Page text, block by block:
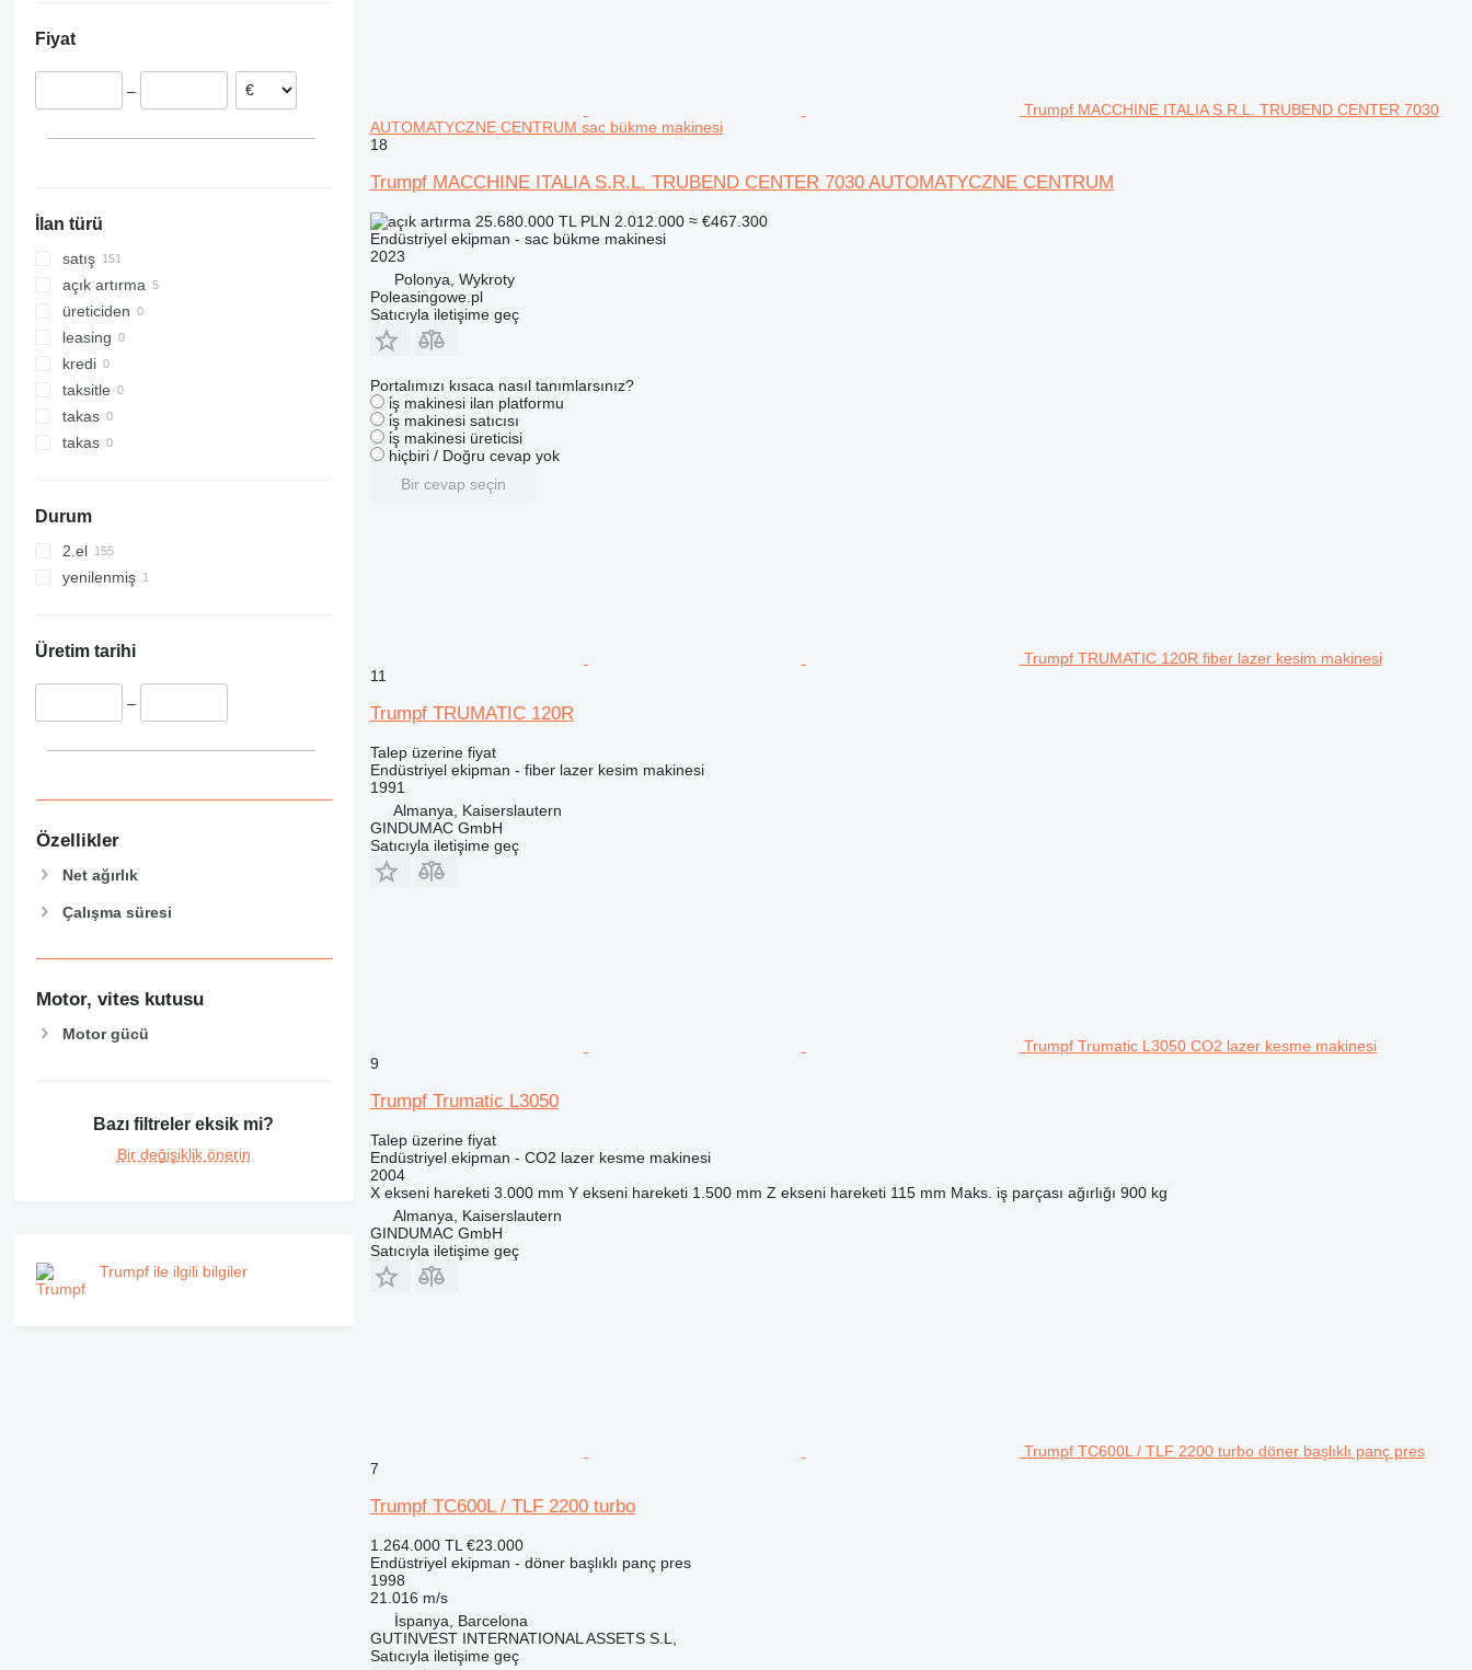
Hollanda
İspanya
Fiyat
–
İlan türü
satış
açık artırma
üreticiden
leasing
kredi
taksitle
takas
takas
Durum
2.el
yenilenmiş
Üretim tarihi
–
Özellikler
Net ağırlık
Çalışma süresi
Motor, vites kutusu
Motor gücü
Bazı filtreler eksik mi?
Bir değişiklik önerin
Trumpf ile ilgili bilgiler
Trumpf MACCHINE ITALIA S.R.L. TRUBEND CENTER 7030
AUTOMATYCZNE CENTRUM sac bükme makinesi
18
Trumpf MACCHINE ITALIA S.R.L. TRUBEND CENTER 7030 AUTOMATYCZNE CENTRUM
25.680.000 TL PLN 2.012.000 ≈ €467.300
Endüstriyel ekipman - sac bükme makinesi
2023
Polonya, Wykroty
Poleasingowe.pl
Satıcıyla iletişime geç
Portalımızı kısaca nasıl tanımlarsınız?
i̇ş makinesi ilan platformu
i̇ş makinesi satıcısı
i̇ş makinesi üreticisi
hiçbiri / Doğru cevap yok
Bir cevap seçin
Trumpf TRUMATIC 120R fiber lazer kesim makinesi
11
Trumpf TRUMATIC 120R
Talep üzerine fiyat
Endüstriyel ekipman - fiber lazer kesim makinesi
1991
Almanya, Kaiserslautern
GINDUMAC GmbH
Satıcıyla iletişime geç
Trumpf Trumatic L3050 CO2 lazer kesme makinesi
9
Trumpf Trumatic L3050
Talep üzerine fiyat
Endüstriyel ekipman - CO2 lazer kesme makinesi
2004
X ekseni hareketi 3.000 mm Y ekseni hareketi 1.500 mm Z ekseni hareketi 115 mm Maks. iş parçası ağırlığı 900 kg
Almanya, Kaiserslautern
GINDUMAC GmbH
Satıcıyla iletişime geç
Trumpf TC600L / TLF 2200 turbo döner başlıklı panç pres
7
Trumpf TC600L / TLF 2200 turbo
1.264.000 TL €23.000
Endüstriyel ekipman - döner başlıklı panç pres
1998
21.016 m/s
İspanya, Barcelona
GUTINVEST INTERNATIONAL ASSETS S.L,
Satıcıyla iletişime geç